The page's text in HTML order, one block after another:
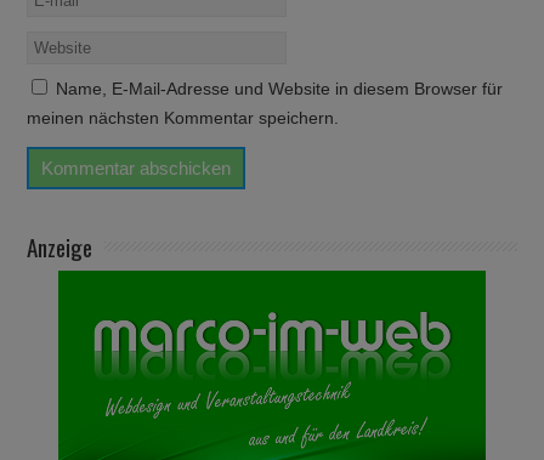
Name, E-Mail-Adresse und Website in diesem Browser für
meinen nächsten Kommentar speichern.
Anzeige